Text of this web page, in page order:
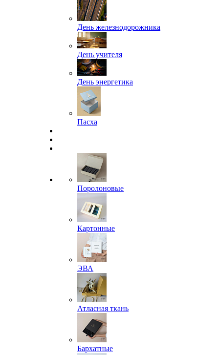
День железнодорожника
День учителя
День энергетика
Пасха
Поролоновые
Картонные
ЭВА
Атласная ткань
Бархатные